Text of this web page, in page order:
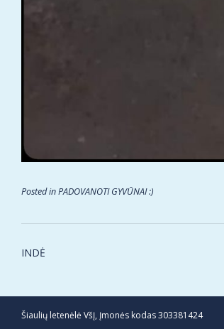
Posted inPADOVANOTI GYVŪNAI :)
Post
INDĖ
Šiaulių letenėlė VšĮ, Įmonės kodas 303381424